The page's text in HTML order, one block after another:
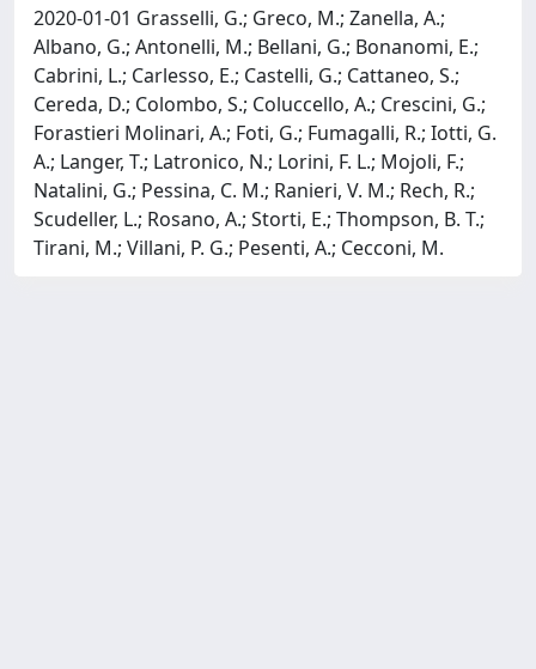
2020-01-01 Grasselli, G.; Greco, M.; Zanella, A.;
Albano, G.; Antonelli, M.; Bellani, G.; Bonanomi, E.;
Cabrini, L.; Carlesso, E.; Castelli, G.; Cattaneo, S.;
Cereda, D.; Colombo, S.; Coluccello, A.; Crescini, G.;
Forastieri Molinari, A.; Foti, G.; Fumagalli, R.; Iotti, G.
A.; Langer, T.; Latronico, N.; Lorini, F. L.; Mojoli, F.;
Natalini, G.; Pessina, C. M.; Ranieri, V. M.; Rech, R.;
Scudeller, L.; Rosano, A.; Storti, E.; Thompson, B. T.;
Tirani, M.; Villani, P. G.; Pesenti, A.; Cecconi, M.